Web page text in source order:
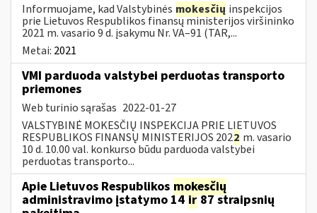
Informuojame, kad Valstybinės mokesčių inspekcijos
prie Lietuvos Respublikos finansų ministerijos viršininko
2021 m. vasario 9 d. įsakymu Nr. VA–91 (TAR,...
Metai: 2021
VMI parduoda valstybei perduotas transporto
priemones
Web turinio sąrašas 2022-01-27
VALSTYBINĖ MOKESČIŲ INSPEKCIJA PRIE LIETUVOS
RESPUBLIKOS FINANSŲ MINISTERIJOS 2022 m. vasario
10 d. 10.00 val. konkurso būdu parduoda valstybei
perduotas transporto...
Apie Lietuvos Respublikos mokesčių
administravimo įstatymo 14ir87 straipsnių